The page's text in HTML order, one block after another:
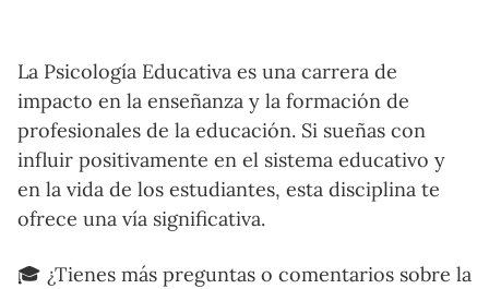
La Psicología Educativa es una carrera de
impacto en la enseñanza y la formación de
profesionales de la educación. Si sueñas con
influir positivamente en el sistema educativo y
en la vida de los estudiantes, esta disciplina te
ofrece una vía significativa.
🎓 ¿Tienes más preguntas o comentarios sobre la